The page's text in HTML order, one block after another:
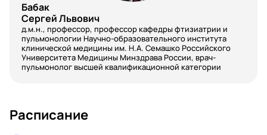
Бабак
Сергей Львович
д.м.н., профессор, профессор кафедры фтизиатрии и
пульмонологии Научно-образовательного института
клинической медицины им. Н.А. Семашко Российского
Университета Медицины Минздрава России, врач-
пульмонолог высшей квалификационной категории
Расписание